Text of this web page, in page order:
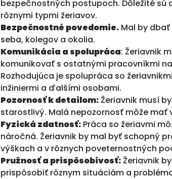
bezpečnostných postupoch. Dôležité sú
rôznymi typmi žeriavov.
Bezpečnostné povedomie. Mal by
seba, kolegov a okolia.
Komunikácia a spolupráca: Žeriavnik
komunikovať s ostatnými pracovníkmi
Rozhodujúca je spolupráca so
inžiniermi a ďalšími osobami.
Pozornosť k detailom: Žeriavnik musí
starostlivý. Malá nepozornosť môže mať
Fyzická zdatnosť: Práca so žeriavmi
náročná. Žeriavnik by mal byť schopný
výškach a v rôznych poveternostných
Pružnosť a prispôsobivosť: Žeriavnik
prispôsobiť rôznym situáciám a